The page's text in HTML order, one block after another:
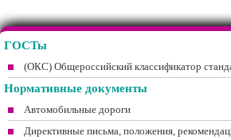
ГОСТы
(ОКС) Общероссийский классификатор
Нормативные документы
Автомобильные дороги
Директивные письма, положения,